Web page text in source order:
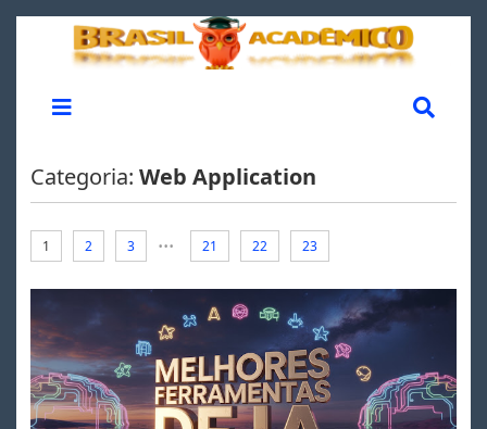
Categoria: Web Application
1 2 3 ... 21 22 23